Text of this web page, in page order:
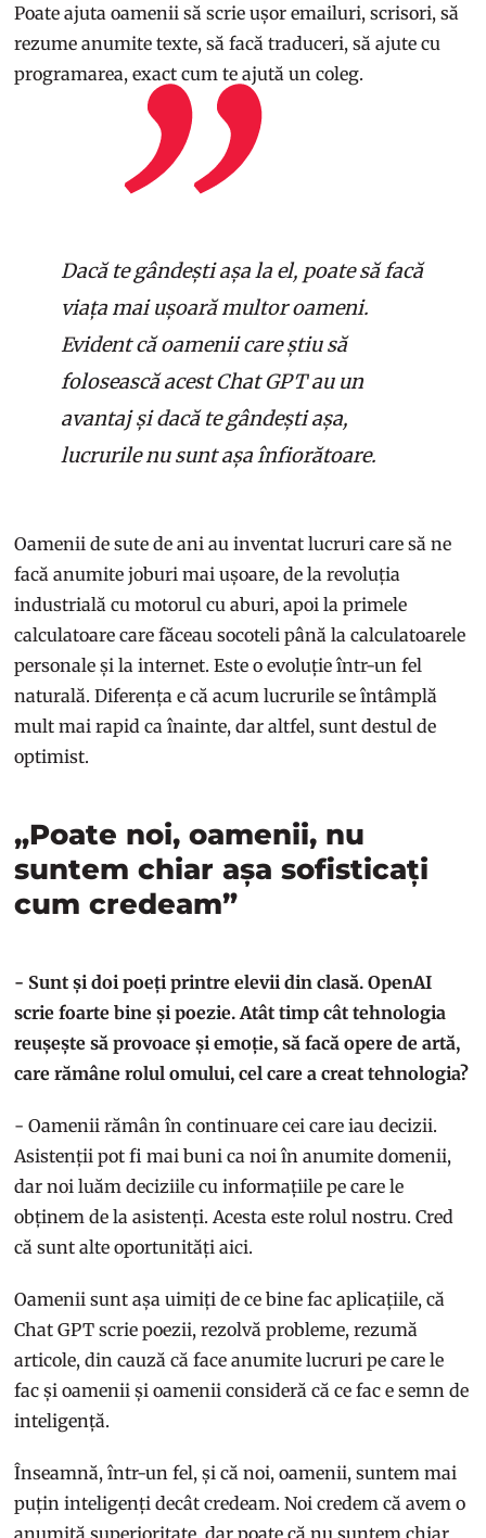
Poate ajuta oamenii să scrie ușor emailuri, scrisori, să
rezume anumite texte, să facă traduceri, să ajute cu
programarea, exact cum te ajută un coleg.
Dacă te gândești așa la el, poate să facă
viața mai ușoară multor oameni.
Evident că oamenii care știu să
folosească acest Chat GPT au un
avantaj și dacă te gândești așa,
lucrurile nu sunt așa înfiorătoare.
Oamenii de sute de ani au inventat lucruri care să ne
facă anumite joburi mai ușoare, de la revoluția
industrială cu motorul cu aburi, apoi la primele
calculatoare care făceau socoteli până la calculatoarele
personale și la internet. Este o evoluție într-un fel
naturală. Diferența e că acum lucrurile se întâmplă
mult mai rapid ca înainte, dar altfel, sunt destul de
optimist.
„Poate noi, oamenii, nu
suntem chiar așa sofisticați
cum credeam”
- Sunt și doi poeți printre elevii din clasă. OpenAI
scrie foarte bine și poezie. Atât timp cât tehnologia
reușește să provoace și emoție, să facă opere de artă,
care rămâne rolul omului, cel care a creat tehnologia?
- Oamenii rămân în continuare cei care iau decizii.
Asistenții pot fi mai buni ca noi în anumite domenii,
dar noi luăm deciziile cu informațiile pe care le
obținem de la asistenți. Acesta este rolul nostru. Cred
că sunt alte oportunități aici.
Oamenii sunt așa uimiți de ce bine fac aplicațiile, că
Chat GPT scrie poezii, rezolvă probleme, rezumă
articole, din cauză că face anumite lucruri pe care le
fac și oamenii și oamenii consideră că ce fac e semn de
inteligență.
Înseamnă, într-un fel, și că noi, oamenii, suntem mai
puțin inteligenți decât credeam. Noi credem că avem o
anumită superioritate, dar poate că nu suntem chiar